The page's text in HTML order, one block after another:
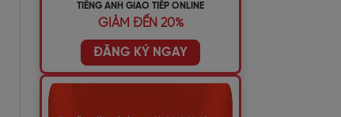
TIẾNG ANH GIAO TIẾP ONLINE
GIẢM ĐẾN 20%
ĐĂNG KÝ NGAY